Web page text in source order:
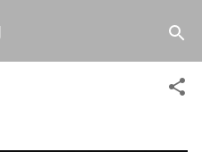
コンテンツに移動